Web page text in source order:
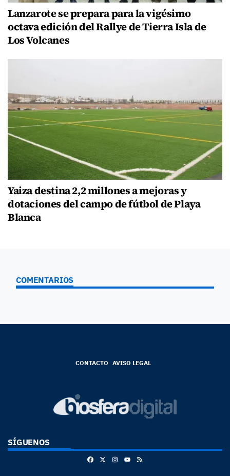
Lanzarote se prepara para la vigésimo
octava edición del Rallye de Tierra Isla de
Los Volcanes
Yaiza destina 2,2 millones a mejoras y
dotaciones del campo de fútbol de Playa
Blanca
COMENTARIOS
CONTACTO AVISO LEGAL
SÍGUENOS
FacebookInstagram